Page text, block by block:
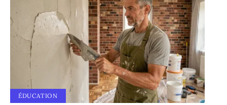
ÉDUCATION